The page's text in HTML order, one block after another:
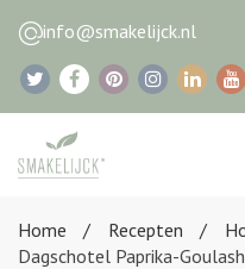
info@smakelijck.nl
Home
Recepten
Dagschotel Paprika-